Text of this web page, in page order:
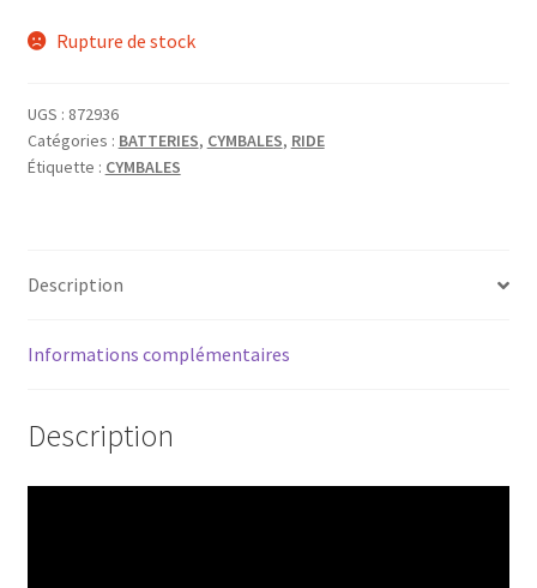
Rupture de stock
UGS : 872936
Catégories : BATTERIES, CYMBALES, RIDE
Étiquette : CYMBALES
Description
Informations complémentaires
Description